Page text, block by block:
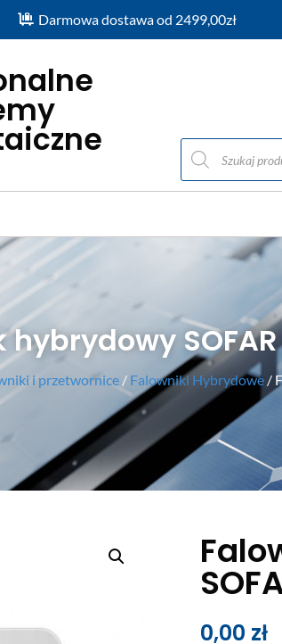
Darmowa dostawa od 2499,00zł
SOFAR
i przetwornice/ Falowniki Hybrydowe/
0,00 zł